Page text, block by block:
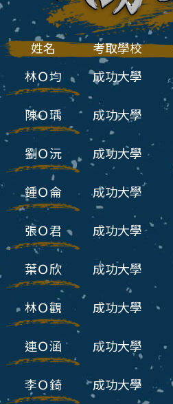
姓名 考取學校
林Ｏ均 成功大學
陳Ｏ瑀 成功大學
劉Ｏ沅 成功大學
鍾Ｏ侖 成功大學
張Ｏ君 成功大學
葉Ｏ欣 成功大學
林Ｏ觀 成功大學
連Ｏ涵 成功大學
李Ｏ錡 成功大學